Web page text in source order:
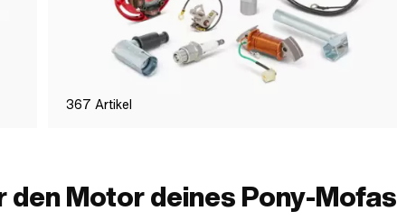
367 Artikel
Motor deines Pony-Mofas